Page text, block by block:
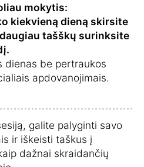
mokytis:
kiekvieną dieną skirsite
tašškų surinksite
dienas be pertraukos
apdovanojimais.
galite palyginti savo
ir iškeisti taškus į
dažnai skraidančių